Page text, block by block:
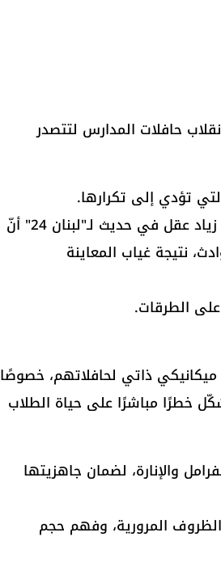
حافلات المدارس لتتصدر
تؤدي إلى تكرارها.
في هذا الإطار، أوضح رئيس جمعية "اليازا" للسلامة المرورية في لبنان زياد عقل في حديث لـ"لبنان 24" أنّ
نتيجة غياب المعاينة
الطرقات.
ذاتي لحافلاتهم، خصوصًا
خطرًا مباشرًا على حياة الطلاب
والإنارة، لضمان جاهزيتها
المرورية، وفهم حجم